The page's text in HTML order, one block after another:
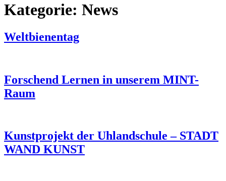
Kategorie: News
Weltbienentag
Forschend Lernen in unserem MINT-
Raum
Kunstprojekt der Uhlandschule – STADT
WAND KUNST